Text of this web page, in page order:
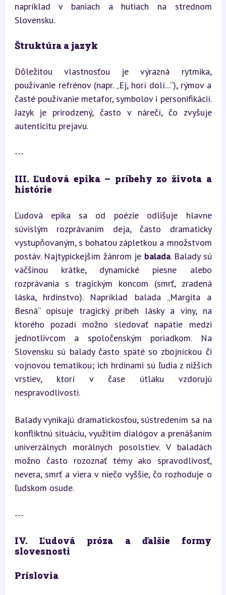
napríklad v baniach a hutiach na strednom
Slovensku.
Štruktúra a jazyk
Dôležitou vlastnosťou je výrazná rytmika,
používanie refrénov (napr. „Ej, horí dolí...“), rýmov a
časté používanie metafor, symbolov i personifikácií.
Jazyk je prirodzený, často v nárečí, čo zvyšuje
autenticitu prejavu.
---
III. Ľudová epika – príbehy zo života a
histórie
Ľudová epika sa od poézie odlišuje hlavne
súvislým rozprávaním deja, často dramaticky
vystupňovaným, s bohatou zápletkou a množstvom
postáv. Najtypickejším žánrom je balada. Balady sú
väčšinou krátke, dynamické piesne alebo
rozprávania s tragickým koncom (smrť, zradená
láska, hrdinstvo). Napríklad balada „Margita a
Besná“ opisuje tragický príbeh lásky a viny, na
ktorého pozadí možno sledovať napätie medzi
jednotlivcom a spoločenským poriadkom. Na
Slovensku sú balady často späté so zbojníckou či
vojnovou tematikou; ich hrdinami sú ľudia z nižších
vrstiev, ktorí v čase útlaku vzdorujú
nespravodlivosti.
Balady vynikajú dramatickosťou, sústredením sa na
konfliktnú situáciu, využitím dialógov a prenášaním
univerzálnych morálnych posolstiev. V baladách
možno často rozoznať témy ako spravodlivosť,
nevera, smrť a viera v niečo vyššie, čo rozhoduje o
ľudskom osude.
---
IV. Ľudová próza a ďalšie formy
slovesnosti
Príslovia